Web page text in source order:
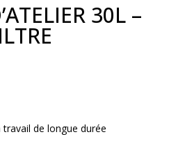
30L –
de longue durée